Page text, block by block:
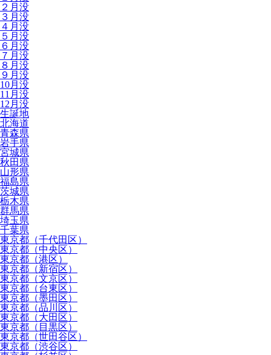
２月没
３月没
４月没
５月没
６月没
７月没
８月没
９月没
10月没
11月没
12月没
生誕地
北海道
青森県
岩手県
宮城県
秋田県
山形県
福島県
茨城県
栃木県
群馬県
埼玉県
千葉県
東京都（千代田区）
東京都（中央区）
東京都（港区）
東京都（新宿区）
東京都（文京区）
東京都（台東区）
東京都（墨田区）
東京都（品川区）
東京都（大田区）
東京都（目黒区）
東京都（世田谷区）
東京都（渋谷区）